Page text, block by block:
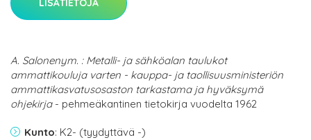
LISÄTIETOJA
A. Salonenym. : Metalli- ja sähköalan taulukot
ammattikouluja varten - kauppa- ja taollisuusministeriön
ammattikasvatusosaston tarkastama ja hyväksymä
ohjekirja- pehmeäkantinen tietokirja vuodelta 1962
Kunto: K2- (tyydyttävä -)